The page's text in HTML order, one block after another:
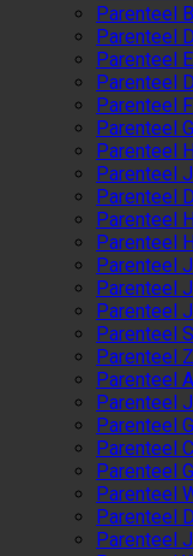
Parenteel
Parenteel
Parenteel
Parenteel
Parenteel
Parenteel
Parenteel
Parenteel
Parenteel
Parenteel
Parenteel
Parenteel
Parenteel
Parenteel
Parenteel
Parenteel
Parenteel
Parenteel
Parenteel
Parenteel
Parenteel
Parenteel
Parenteel
Parenteel